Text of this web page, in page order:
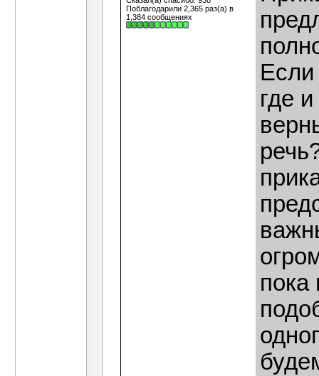
Поблагодарили 2,365 раз(а) в
1,384 сообщениях
Если
где
пока